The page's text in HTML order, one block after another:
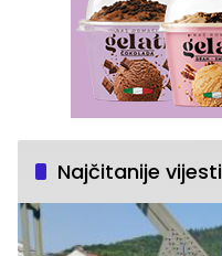
Najčitanije vijesti